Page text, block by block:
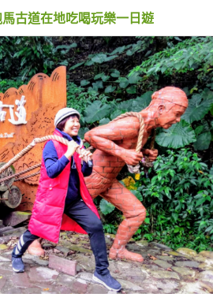
古道在地吃喝玩樂一日遊